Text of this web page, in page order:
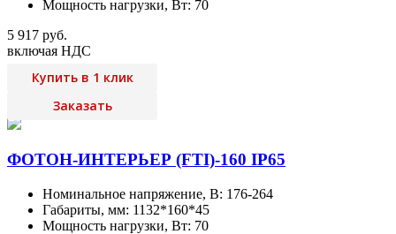
Мощность нагрузки, Вт: 70
5 917 руб.
включая НДС
Купить в 1 клик
Заказать
ФОТОН-ИНТЕРЬЕР (FTI)-160 IP65
Номинальное напряжение, В: 176-264
Габариты, мм: 1132*160*45
Мощность нагрузки, Вт: 70